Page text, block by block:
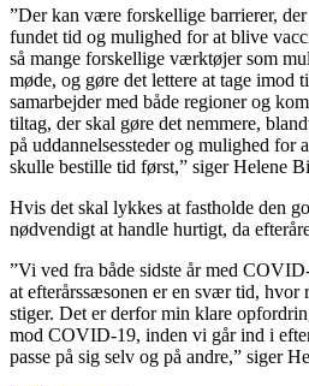
”Der kan være forskellige barrierer,
fundet tid og mulighed for at blive
så mange forskellige værktøjer som
møde, og gøre det lettere at tage imod
samarbejder med både regioner og
tiltag, der skal gøre det nemmere,
på uddannelsessteder og mulighed for
skulle bestille tid først,” siger Helene
Hvis det skal lykkes at fastholde den
nødvendigt at handle hurtigt, da
”Vi ved fra både sidste år med
at efterårssæsonen er en svær tid, hvor
stiger. Det er derfor min klare
mod COVID-19, inden vi går ind i
passe på sig selv og på andre,” siger